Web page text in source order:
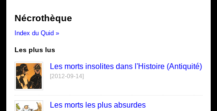
Nécrothèque
Index du Quid »
Les plus lus
Les morts insolites dans l'Histoire (Antiquité)
[2012-09-14]
Les morts les plus absurdes